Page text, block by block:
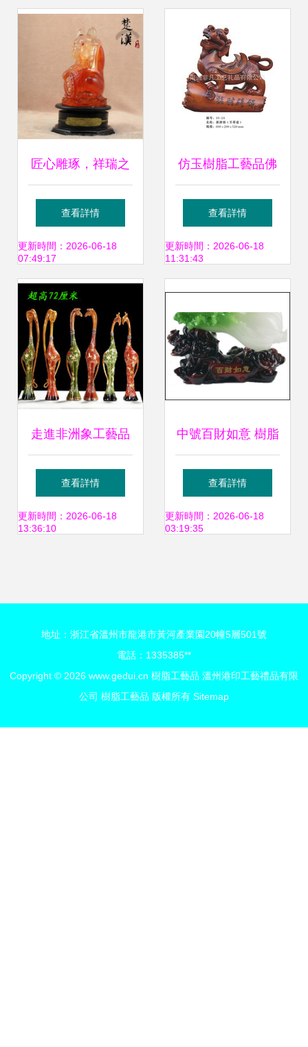
解析
匠心雕琢，祥瑞之
選 樹脂仿白玉吉祥
小象擺件，締造家
居與車居雙重福運
查看詳情
更新時間：2026-06-18
07:49:17
仿玉樹脂工藝品佛
像 傳統神韻與現代
工藝的完美融合
查看詳情
更新時間：2026-06-18
11:31:43
走進非洲象工藝品
世界 最新最全樹脂
工藝產品參考指南
查看詳情
更新時間：2026-06-18
13:36:10
中號百財如意 樹脂
仿玉白菜擺件，家
居與商務禮品的雅
查看詳情
更新時間：2026-06-18
03:19:35
地址：浙江省溫州市龍港市黃河產業園20幢5層501號
電話：1335385**
Copyright © 2026 www.gedui.cn 樹脂工藝品 溫州港印工藝禮品有限
公司 樹脂工藝品 版權所有 Sitemap